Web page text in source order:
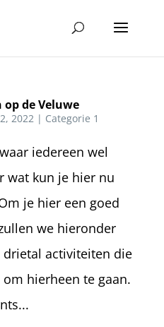
de Veluwe
2022| Categorie 1
iedereen wel
wat kun je hier nu
je hier een goed
we hieronder
activiteiten die
hierheen te gaan.